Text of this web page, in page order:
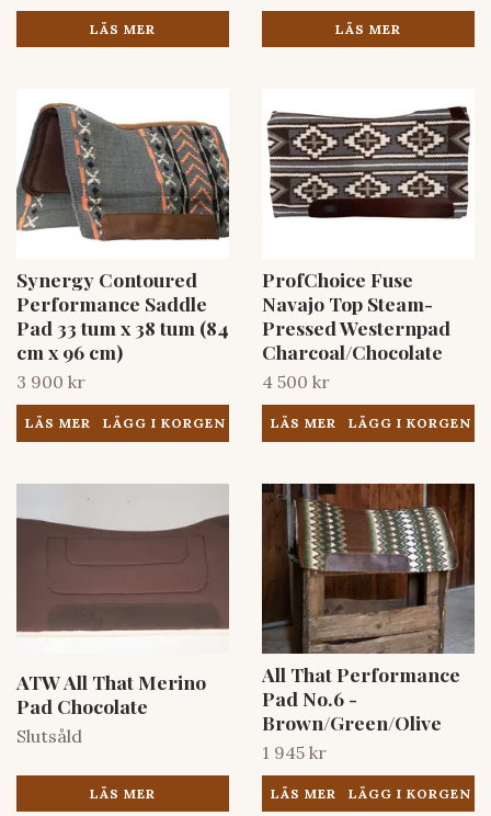
LÄS MER LÄS MER
Synergy Contoured
Performance Saddle
Pad 33 tum x 38 tum (84
cm x 96 cm)
3 900 kr
LÄS MER
ProfChoice Fuse
Navajo Top Steam-
Pressed Westernpad
Charcoal/Chocolate
4 500 kr
LÄS MER
ATW All That Merino
Pad Chocolate
Slutsåld
LÄS MER
All That Performance
Pad No.6 -
Brown/Green/Olive
1 945 kr
LÄS MER